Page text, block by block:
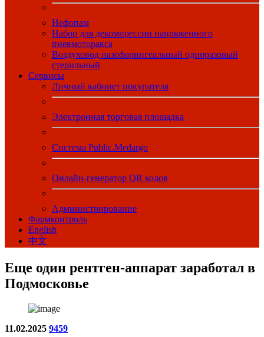
Нефопам
Набор для декомпрессии напряженного
пневмоторакса
Воздуховод назофарингеальный одноразовый
стерильный
Сервисы
Личный кабинет покупателя
Электронная торговая площадка
Система Public.Medargo
Онлайн-генератор QR кодов
Администрирование
Фармконтроль
English
中文
Еще один рентген-аппарат заработал в
Подмосковье
11.02.2025 9459